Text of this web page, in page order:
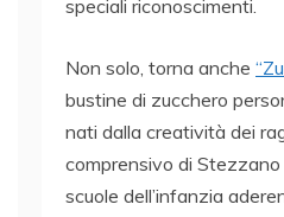
speciali riconoscimenti.
Non solo, torna anche
bustine di zucchero
nati dalla creatività dei
comprensivo di Stezzano
scuole dell’infanzia